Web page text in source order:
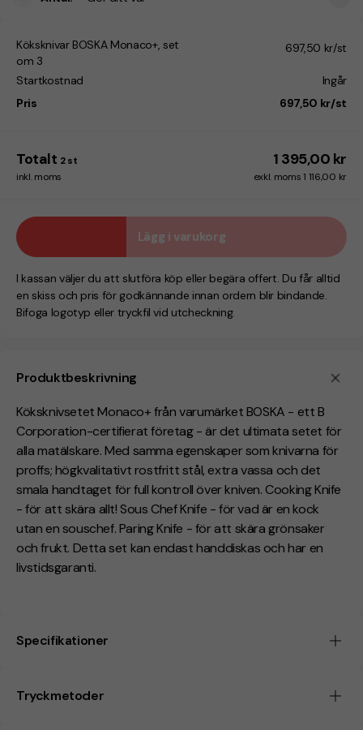
Produktbeskrivning
Köksknivsetet Monaco+ från varumärket BOSKA - ett B
Corporation-certifierat företag - är det ultimata setet för
alla matälskare. Med samma egenskaper som knivarna för
proffs; högkvalitativt rostfritt stål, extra vassa och det
smala handtaget för full kontroll över kniven. Cooking Knife
- för att skära allt! Sous Chef Knife - för vad är en kock
utan en souschef. Paring Knife - för att skära grönsaker
och frukt. Detta set kan endast handdiskas och har en
livstidsgaranti.
Specifikationer
Tryckmetoder
Köksknivar BOSKA Monaco+, set
om 3
697,50 kr/st
Startkostnad
Ingår
Pris
697,50 kr/st
Totalt 2 st 1 395,00 kr
inkl. moms exkl. moms 1 116,00 kr
Lägg i varukorg
I kassan väljer du att slutföra köp eller begära offert. Du får alltid
en skiss och pris för godkännande innan ordern blir bindande.
Bifoga logotyp eller tryckfil vid utcheckning.